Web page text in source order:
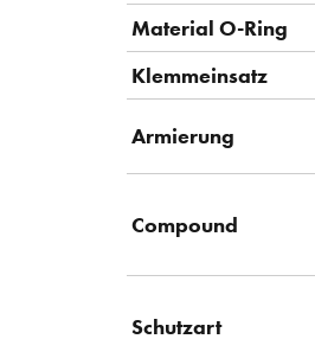
Material O-Ring
Klemmeinsatz
Armierung
Compound
Schutzart